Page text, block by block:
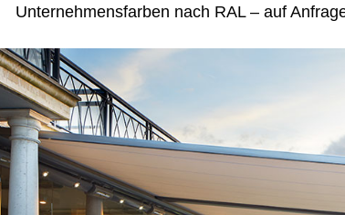
Unternehmensfarben nach RAL – auf